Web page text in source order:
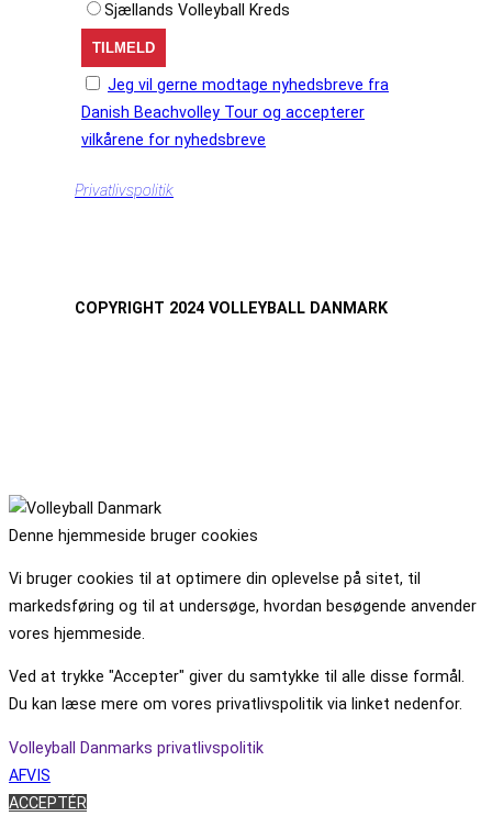
Sjællands Volleyball Kreds
Jeg vil gerne modtage nyhedsbreve fra
Danish Beachvolley Tour og accepterer
vilkårene for nyhedsbreve
Privatlivspolitik
COPYRIGHT 2024 VOLLEYBALL DANMARK
Denne hjemmeside bruger cookies
Vi bruger cookies til at optimere din oplevelse på sitet, til
markedsføring og til at undersøge, hvordan besøgende anvender
vores hjemmeside.
Ved at trykke "Accepter" giver du samtykke til alle disse formål.
Du kan læse mere om vores privatlivspolitik via linket nedenfor.
Volleyball Danmarks privatlivspolitik
AFVIS
ACCEPTÉR